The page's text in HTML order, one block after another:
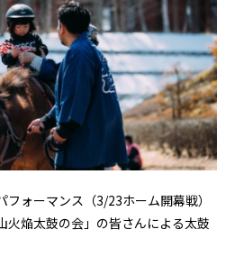
ォーマンス（3/23ホーム開幕戦）
火焔太鼓の会」の皆さんによる太鼓